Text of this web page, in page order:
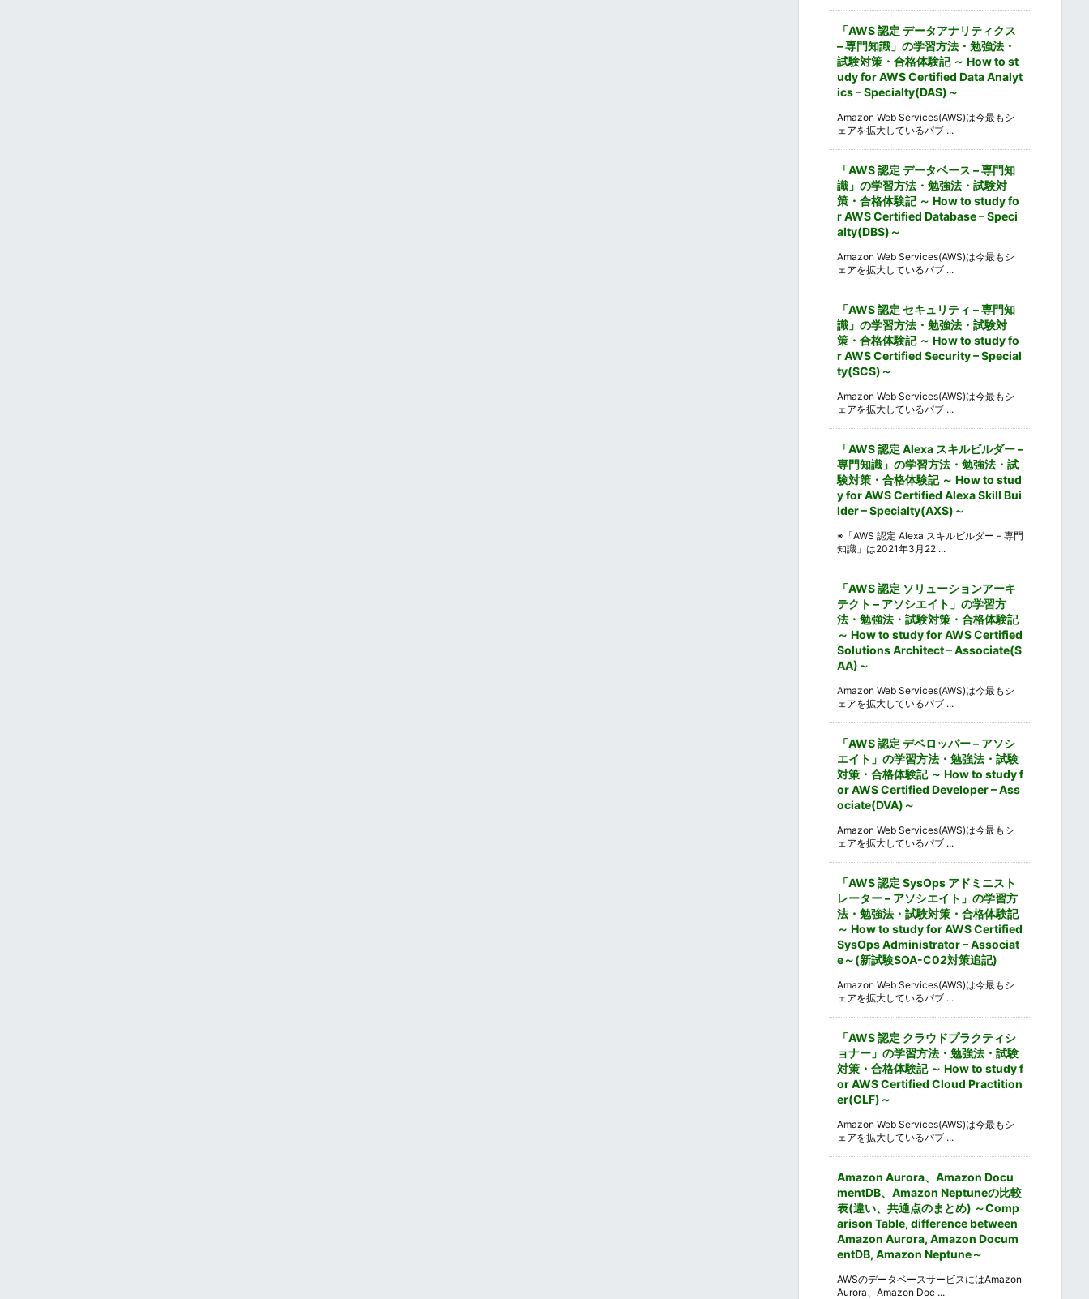
「AWS 認定 データアナリティクス
– 専門知識」の学習方法・勉強法・
試験対策・合格体験記 ～ How to st
udy for AWS Certified Data Analyt
ics – Specialty(DAS)～
Amazon Web Services(AWS)は今最もシ
ェアを拡大しているパブ ...
「AWS 認定 データベース – 専門知
識」の学習方法・勉強法・試験対
策・合格体験記 ～ How to study fo
r AWS Certified Database – Speci
alty(DBS)～
Amazon Web Services(AWS)は今最もシ
ェアを拡大しているパブ ...
「AWS 認定 セキュリティ – 専門知
識」の学習方法・勉強法・試験対
策・合格体験記 ～ How to study fo
r AWS Certified Security – Special
ty(SCS)～
Amazon Web Services(AWS)は今最もシ
ェアを拡大しているパブ ...
「AWS 認定 Alexa スキルビルダー –
専門知識」の学習方法・勉強法・試
験対策・合格体験記 ～ How to stud
y for AWS Certified Alexa Skill Bui
lder – Specialty(AXS)～
※「AWS 認定 Alexa スキルビルダー – 専門
知識」は2021年3月22 ...
「AWS 認定 ソリューションアーキ
テクト – アソシエイト」の学習方
法・勉強法・試験対策・合格体験記
～ How to study for AWS Certified
Solutions Architect – Associate(S
AA)～
Amazon Web Services(AWS)は今最もシ
ェアを拡大しているパブ ...
「AWS 認定 デベロッパー – アソシ
エイト」の学習方法・勉強法・試験
対策・合格体験記 ～ How to study f
or AWS Certified Developer – Ass
ociate(DVA)～
Amazon Web Services(AWS)は今最もシ
ェアを拡大しているパブ ...
「AWS 認定 SysOps アドミニスト
レーター – アソシエイト」の学習方
法・勉強法・試験対策・合格体験記
～ How to study for AWS Certified
SysOps Administrator – Associat
e～(新試験SOA-C02対策追記)
Amazon Web Services(AWS)は今最もシ
ェアを拡大しているパブ ...
「AWS 認定 クラウドプラクティシ
ョナー」の学習方法・勉強法・試験
対策・合格体験記 ～ How to study f
or AWS Certified Cloud Practition
er(CLF)～
Amazon Web Services(AWS)は今最もシ
ェアを拡大しているパブ ...
Amazon Aurora、Amazon Docu
mentDB、Amazon Neptuneの比較
表(違い、共通点のまとめ) ～Comp
arison Table, difference between
Amazon Aurora, Amazon Docum
entDB, Amazon Neptune～
AWSのデータベースサービスにはAmazon
Aurora、Amazon Doc ...